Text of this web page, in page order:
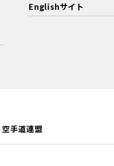
Englishサイト
手道連盟